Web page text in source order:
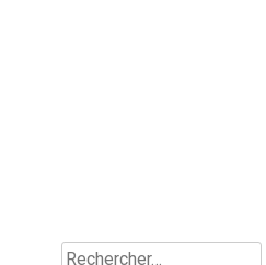
Rechercher :